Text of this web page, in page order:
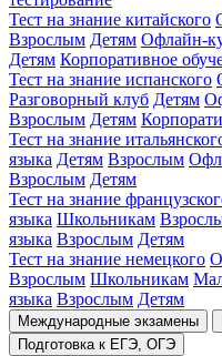
Тест на знание китайского
Взрослым Детям Офлайн-
Детям Корпоративное
Тест на знание испанского
Разговорный клуб Детям
Взрослым Детям
Тест на знание
языка Детям Взрослым
Взрослым Детям
Тест на знание
языка Школьникам
языка Взрослым Детям
Тест на знание немецкого
Взрослым Школьникам
языка Взрослым Детям
Международные экзамены
Подготовка к ЕГЭ, ОГЭ